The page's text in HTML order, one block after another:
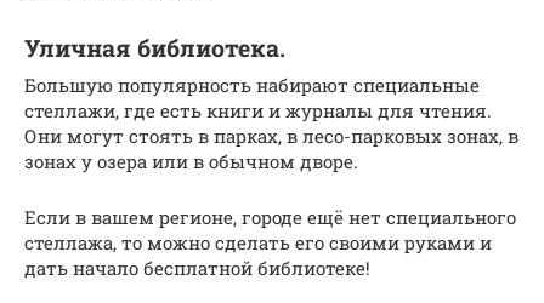
Уличная библиотека.
Большую популярность набирают специальные
стеллажи, где есть книги и журналы для чтения.
Они могут стоять в парках, в лесо-парковых зонах, в
зонах у озера или в обычном дворе.
Если в вашем регионе, городе ещё нет специального
стеллажа, то можно сделать его своими руками и
дать начало бесплатной библиотеке!